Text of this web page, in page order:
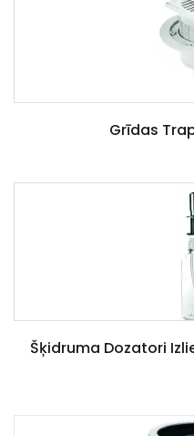
Grīdas
Šķidruma Dozatori